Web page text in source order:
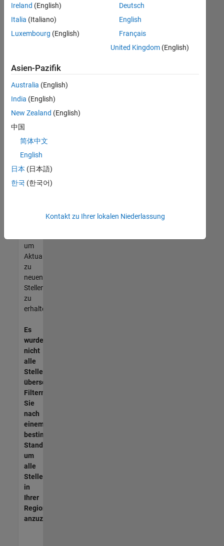
oder
alle
Stellenangebote
anzeigen .
noch
keine
offenen
Stellen
können,
die
Ihren
entsprechen,
werden
unseres
um
Aktualisierungen
zu
neuen
Stellenangeboten
zu
erhalten.
Es
wurden
nicht
alle
Stellen
übersetzt.
Filtern
Sie
nach
einem
bestimmten
Standort,
um
alle
Stellenangebote
in
Ihrer
Region
anzuzeigen.
Ireland (English)
Italia (Italiano)
Luxembourg (English)
Deutsch
English
Français
United Kingdom(English)
Asien-Pazifik
Australia (English)
India (English)
New Zealand (English)
中国
简体中文
English
日本 (日本語)
한국 (한국어)
Kontakt zu Ihrer lokalen Niederlassung